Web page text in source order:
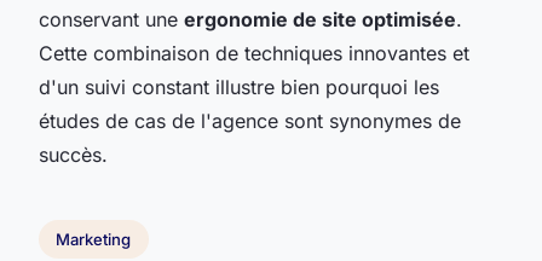
conservant une ergonomie de site optimisée.
Cette combinaison de techniques innovantes et
d'un suivi constant illustre bien pourquoi les
études de cas de l'agence sont synonymes de
succès.
Marketing